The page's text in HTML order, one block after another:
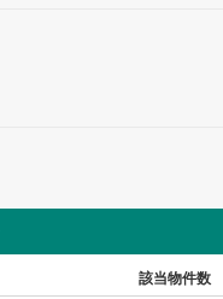
該当物件数